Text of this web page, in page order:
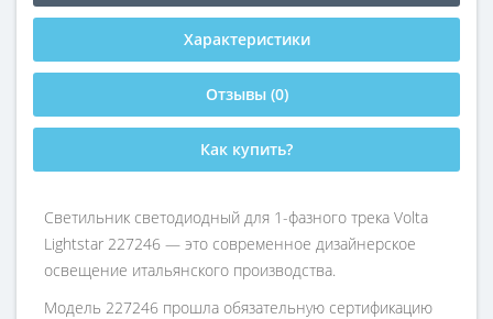
Характеристики
Отзывы (0)
Как купить?
Светильник светодиодный для 1-фазного трека Volta
Lightstar 227246 — это современное дизайнерское
освещение итальянского производства.
Модель 227246 прошла обязательную сертификацию